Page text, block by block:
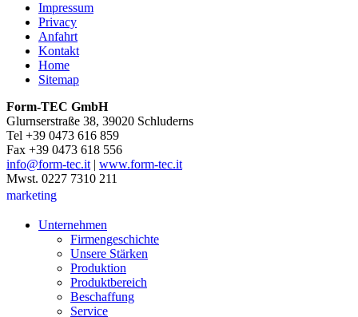
Impressum
Privacy
Anfahrt
Kontakt
Home
Sitemap
Form-TEC GmbH
Glurnserstraße 38, 39020 Schluderns
Tel +39 0473 616 859
Fax +39 0473 618 556
info@form-tec.it| www.form-tec.it
Mwst. 0227 7310 211
marketing
Unternehmen
Firmengeschichte
Unsere Stärken
Produktion
Produktbereich
Beschaffung
Service